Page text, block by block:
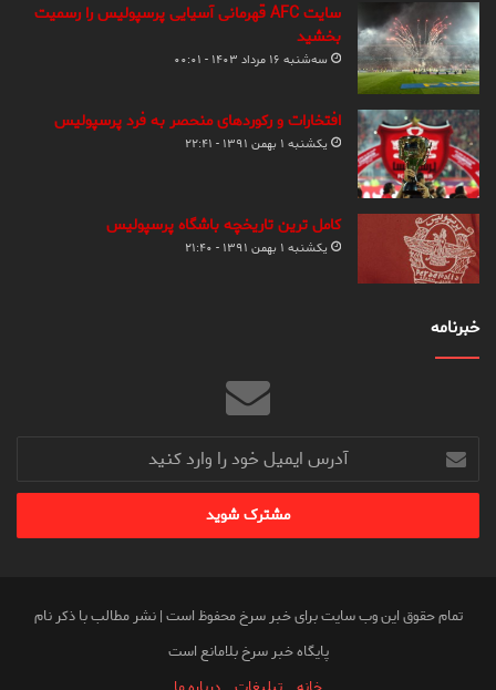
سایت AFC قهرمانی آسیایی پرسپولیس را رسمیت
بخشید
سه‌شنبه ۱۶ مرداد ۱۴۰۳ - ۰۰:۰۱
افتخارات و رکوردهای منحصر به فرد پرسپولیس
یکشنبه ۱ بهمن ۱۳۹۱ - ۲۲:۴۱
کامل ترین تاریخچه باشگاه پرسپولیس
یکشنبه ۱ بهمن ۱۳۹۱ - ۲۱:۴۰
خبرنامه
آدرس
ایمیل
خود
وارد
تمام حقوق این وب سایت برای خبر سرخ محفوظ است | نشر مطالب با ذکر نام
پایگاه خبر سرخ بلامانع است